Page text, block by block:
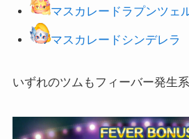
マスカレードラプンツェ
マスカレードシンデレラ
いずれのツムもフィーバー発生系